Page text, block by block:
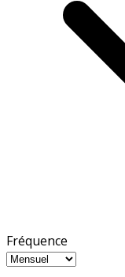
Fréquence